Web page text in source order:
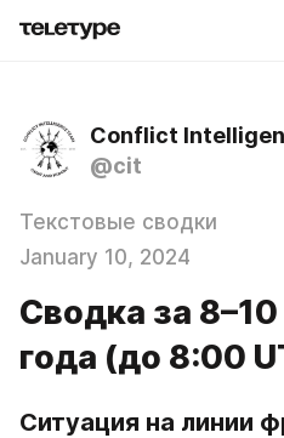
Conflict
@cit
Текстовые сводки
January 10, 2024
Сводка за
года (до 8:00
Ситуация на линии